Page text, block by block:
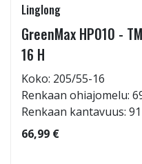
Linglong
GreenMax HP010 -
16 H
Koko: 205/55-16
Renkaan ohiajomelu:
Renkaan kantavuus: 91
66,99 €